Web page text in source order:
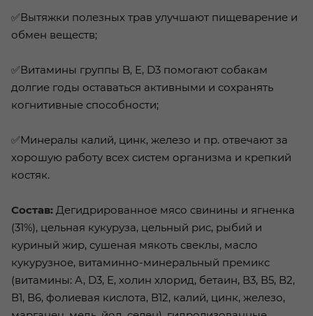
✅Вытяжки полезных трав улучшают пищеварение и
обмен веществ;
✅Витамины группы B, E, D3 помогают собакам
долгие годы оставаться активными и сохранять
когнитивные способности;
✅Минералы калий, цинк, железо и пр. отвечают за
хорошую работу всех систем организма и крепкий
костяк.
Состав: Дегидрированное мясо свинины и ягненка
(31%), цельная кукуруза, цельный рис, рыбий и
куриный жир, сушеная мякоть свеклы, масло
кукурузное, витаминно-минеральный премикс
(витамины: А, D3, Е, холин хлорид, бетаин, В3, В5, В2,
В1, В6, фолиевая кислота, В12, калий, цинк, железо,